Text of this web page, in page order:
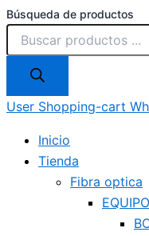
Búsqueda de productos
User Shopping-cart
Inicio
Tienda
Fibra optica